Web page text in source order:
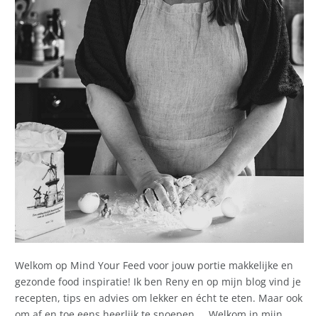
Welkom op Mind Your Feed voor jouw portie makkelijke en
gezonde food inspiratie! Ik ben Reny en op mijn blog vind je
recepten, tips en advies om lekker en écht te eten. Maar ook